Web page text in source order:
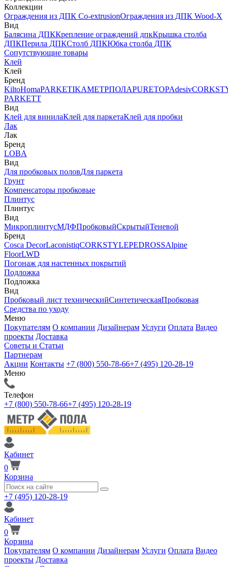
Коллекции
Ограждения из ДПК Co-extrusionОграждения из ДПК Wood-X
Вид
Балясина ДПККрепление ограждений дпкКрышка столба
ДПКПерила ДПКСтолб ДПКЮбка столба ДПК
Сопутствующие товары
Клей
Клей
Бренд
KiltoHomaPARKETIKAМЕТРПОЛАPURETOPAdesiv
PARKETT
Вид
Клей для винилаКлей для паркетаКлей для пробки
Лак
Лак
Бренд
LOBA
Вид
Для пробковых половДля паркета
Грунт
Компенсаторы пробковые
Плинтус
Плинтус
Вид
МикроплинтусМДФПробковыйСкрытыйТеневой
Бренд
Cosca DecorLaconistiqCORKSTYLEPEDROSSAlpine
FloorLWD
Погонаж для настенных покрытий
Подложка
Подложка
Вид
Пробковый лист техническийСинтетическаяПробковая
Средства по уходу
Меню
Покупателям О компании Дизайнерам Услуги Оплата Видео
проекты Доставка
Советы и Статьи
Партнерам
Акции Контакты +7 (800) 550-78-66+7 (495) 120-28-19
Меню
Телефон
+7 (800) 550-78-66+7 (495) 120-28-19
Кабинет
0
Корзина
+7 (495) 120-28-19
Кабинет
0
Корзина
Покупателям О компании Дизайнерам Услуги Оплата Видео
проекты Доставка